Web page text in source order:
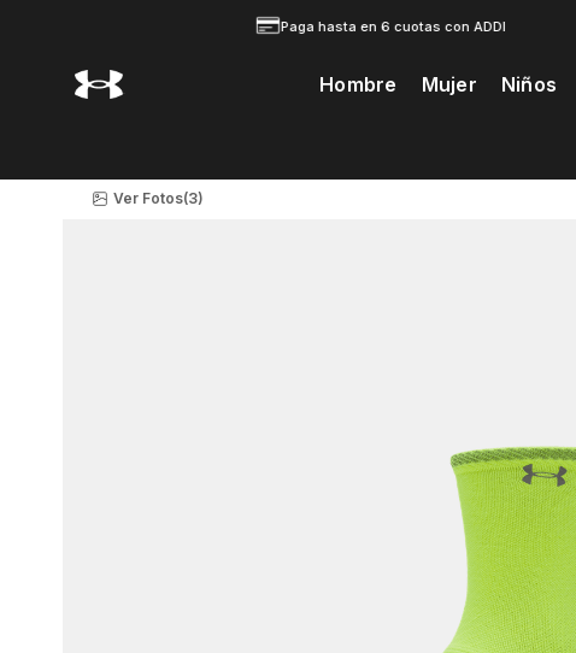
Paga hasta en 6 cuotas con ADDI
Hombre Mujer Niños
Ver Fotos(3)